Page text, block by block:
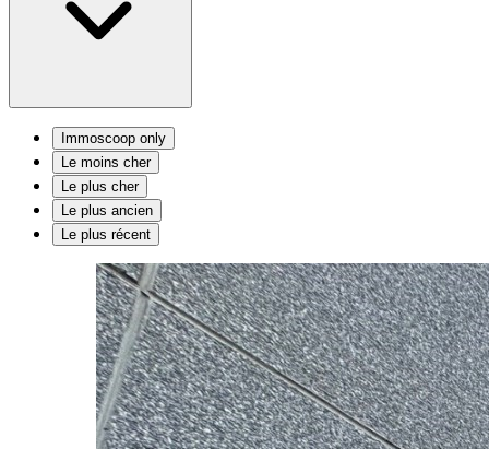
Immoscoop only
Le moins cher
Le plus cher
Le plus ancien
Le plus récent